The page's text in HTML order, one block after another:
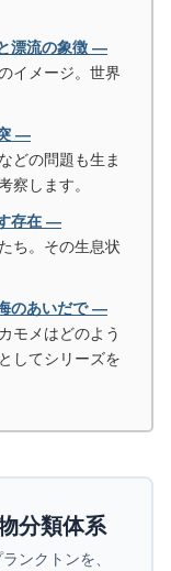
漂流の象徴 ―
イメージ。世界
―
どの問題も生ま
察します。
存在 ―
ち。その生息状
のあいだで ―
モメはどのよう
してシリーズを
分類体系
ンクトンを、